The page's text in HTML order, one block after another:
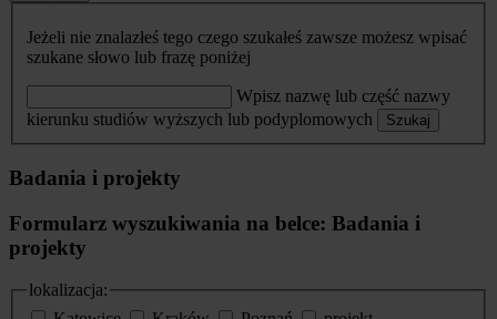
Jeżeli nie znalazłeś tego czego szukałeś zawsze możesz wpisać
szukane słowo lub frazę poniżej
Wpisz nazwę lub część nazwy
kierunku studiów wyższych lub podyplomowych
Szukaj
Badania i projekty
Formularz wyszukiwania na belce: Badania i
projekty
lokalizacja: